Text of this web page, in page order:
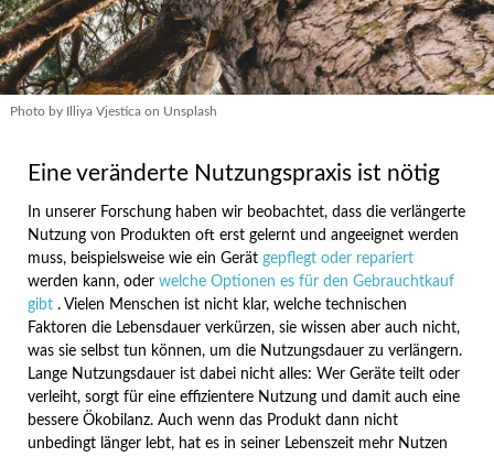
Photo by Illiya Vjestica on Unsplash
Eine veränderte Nutzungspraxis ist nötig
In unserer Forschung haben wir beobachtet, dass die verlängerte
Nutzung von Produkten oft erst gelernt und angeeignet werden
muss, beispielsweise wie ein Gerät gepflegt oder repariert
werden kann, oder welche Optionen es für den Gebrauchtkauf
gibt. Vielen Menschen ist nicht klar, welche technischen
Faktoren die Lebensdauer verkürzen, sie wissen aber auch nicht,
was sie selbst tun können, um die Nutzungsdauer zu verlängern.
Lange Nutzungsdauer ist dabei nicht alles: Wer Geräte teilt oder
verleiht, sorgt für eine effizientere Nutzung und damit auch eine
bessere Ökobilanz. Auch wenn das Produkt dann nicht
unbedingt länger lebt, hat es in seiner Lebenszeit mehr Nutzen